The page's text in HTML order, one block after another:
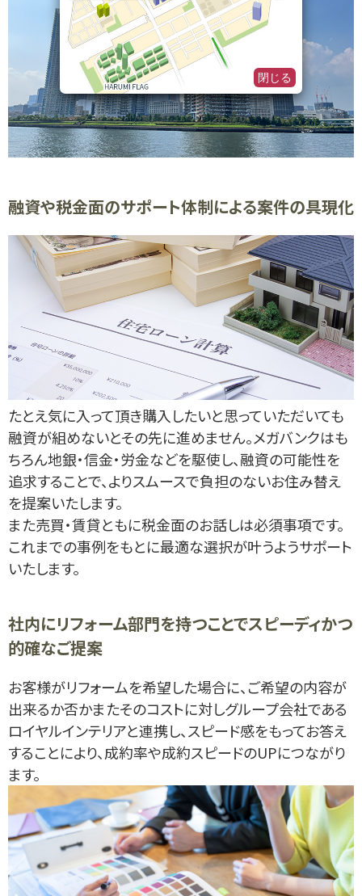
融資や税金面のサポート体制による案件の具現化
たとえ気に入って頂き購入したいと思っていただいても
融資が組めないとその先に進めません。メガバンクはも
ちろん地銀・信金・労金などを駆使し、融資の可能性を
追求することで、よりスムースで負担のないお住み替え
を提案いたします。
また売買・賃貸ともに税金面のお話しは必須事項です。
これまでの事例をもとに最適な選択が叶うようサポート
いたします。
社内にリフォーム部門を持つことでスピーディかつ
的確なご提案
お客様がリフォームを希望した場合に、ご希望の内容が
出来るか否かまたそのコストに対しグループ会社である
ロイヤルインテリアと連携し、スピード感をもってお答え
することにより、成約率や成約スピードのUPにつながり
ます。
閉じる